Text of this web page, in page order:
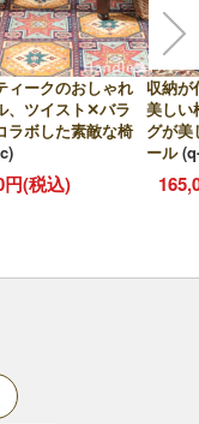
ィークのおしゃれ
、ツイスト✕バラ
ラボした素敵な椅
円(税込)
収納が
美しい
グが美
ール